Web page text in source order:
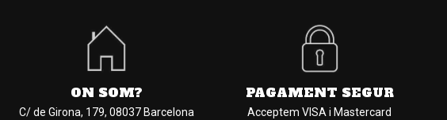
ON SOM?
C/ de Girona, 179, 08037 Barcelona
PAGAMENT SEGUR
Acceptem VISA i Mastercard